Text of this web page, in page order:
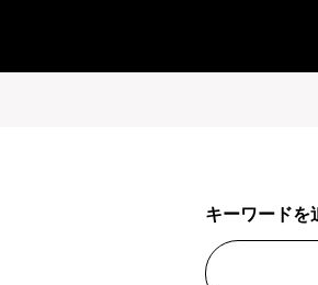
キーワードを